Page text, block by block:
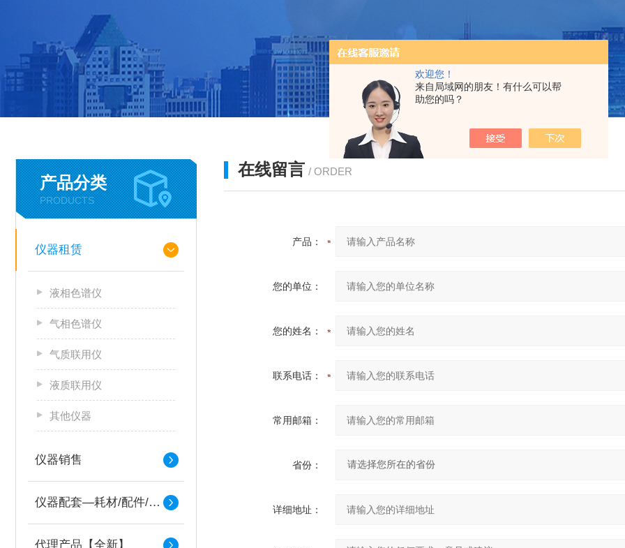
欢迎您！
来自局域网的朋友！有什么可以帮
助您的吗？
产品分类
PRODUCTS
仪器租赁
液相色谱仪
气相色谱仪
气质联用仪
液质联用仪
其他仪器
仪器销售
仪器配套—耗材/配件/备件
代理产品【全新】
在线留言 / ORDER
产品：
您的单位：
您的姓名：
联系电话：
常用邮箱：
省份：
详细地址：